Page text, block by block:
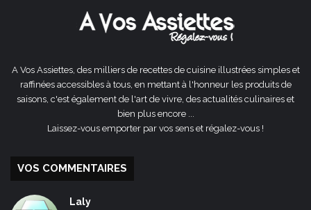
A Vos Assiettes, des milliers de recettes de cuisine illustrées simples et
raffinées accessibles à tous, en mettant à l'honneur les produits de
saisons, c'est également de l'art de vivre, des actualités culinaires et
bien plus encore ...
Laissez-vous emporter par vos sens et régalez-vous !
VOS COMMENTAIRES
Laly